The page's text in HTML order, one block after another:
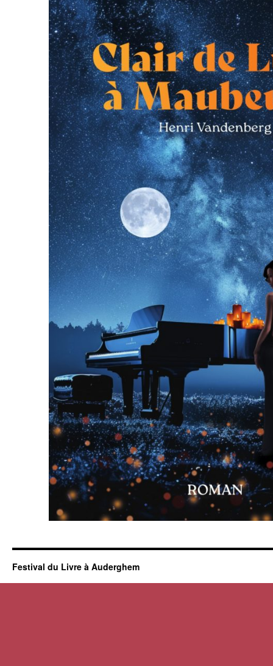
Festival du Livre à Auderghem